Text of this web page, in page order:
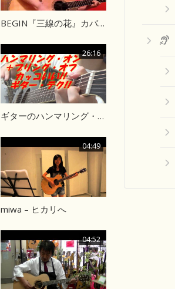
BEGIN『三線の花』カバー
26:16
ギターのハンマリング・オン＋プリング・オフ
04:49
miwa – ヒカリへ
04:52